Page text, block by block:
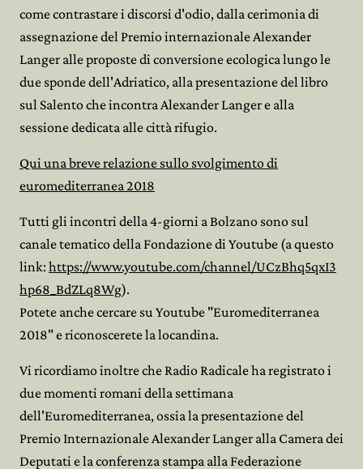
come contrastare i discorsi d'odio, dalla cerimonia di
assegnazione del Premio internazionale Alexander
Langer alle proposte di conversione ecologica lungo le
due sponde dell'Adriatico, alla presentazione del libro
sul Salento che incontra Alexander Langer e alla
sessione dedicata alle città rifugio.
Qui una breve relazione sullo svolgimento di
euromediterranea 2018
Tutti gli incontri della 4-giorni a Bolzano sono sul
canale tematico della Fondazione di Youtube (a questo
link: https://www.youtube.com/channel/UCzBhq5qxI3
hp68_BdZLq8Wg).
Potete anche cercare su Youtube "Euromediterranea
2018" e riconoscerete la locandina.
Vi ricordiamo inoltre che Radio Radicale ha registrato i
due momenti romani della settimana
dell'Euromediterranea, ossia la presentazione del
Premio Internazionale Alexander Langer alla Camera dei
Deputati e la conferenza stampa alla Federazione